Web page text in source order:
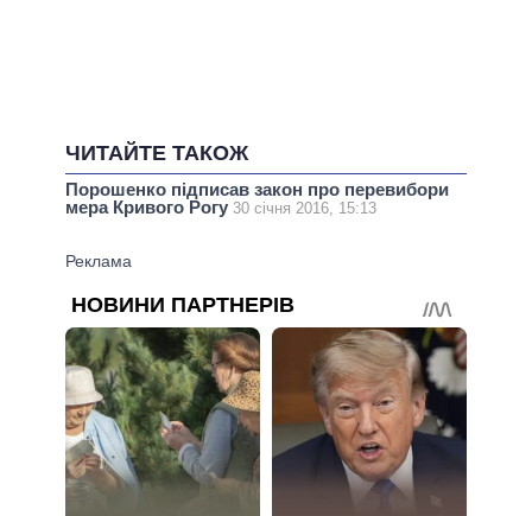
ЧИТАЙТЕ ТАКОЖ
Порошенко підписав закон про перевибори
мера Кривого Рогу 30 січня 2016, 15:13